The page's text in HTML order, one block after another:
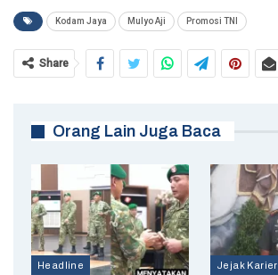
Kodam Jaya Mulyo Aji Promosi TNI
Share
Orang Lain Juga Baca
Headline Jejak Karier